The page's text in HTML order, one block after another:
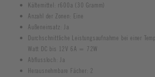
Kältemittel: r600a (30 Gramm)
Anzahl der Zonen: Eine
Außeneinsatz: Ja
Durchschnittliche Leistungsaufnahme bei einer
Watt DC bis 12V 6A = 72W
Abflussloch: Ja
Herausnehmbare Fächer: 2